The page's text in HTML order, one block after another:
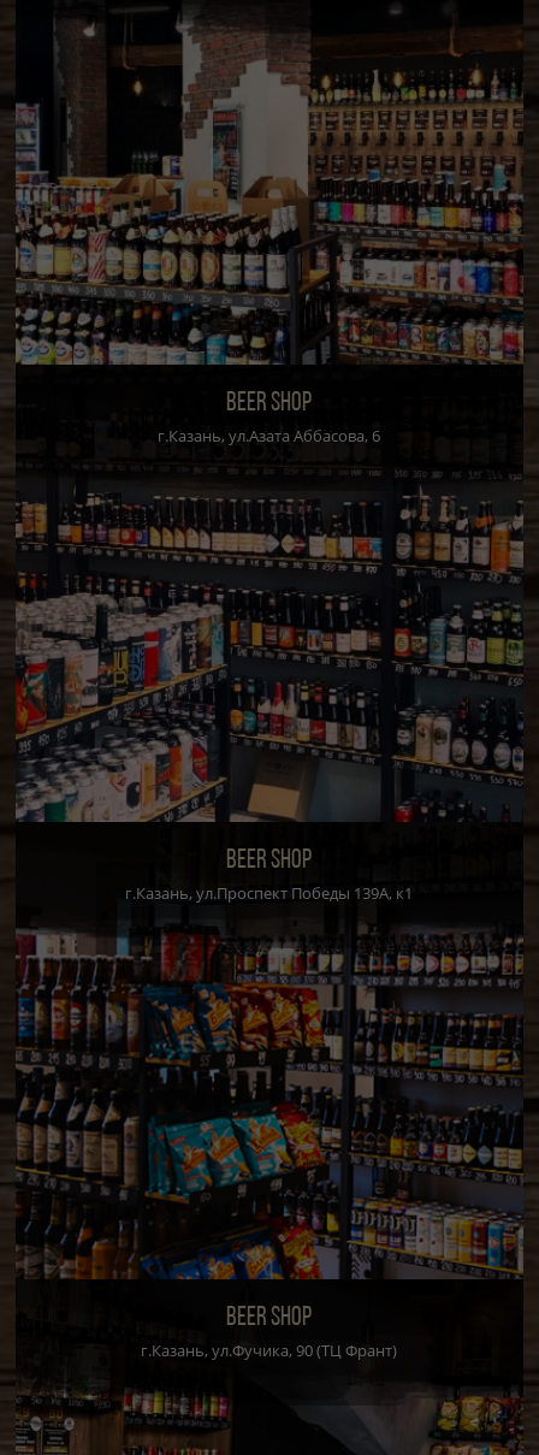
BEER SHOP
г.Казань, ул.Азата Аббасова, 6
BEER SHOP
г.Казань, ул.Проспект Победы 139А, к1
BEER SHOP
г.Казань, ул.Фучика, 90 (ТЦ Франт)